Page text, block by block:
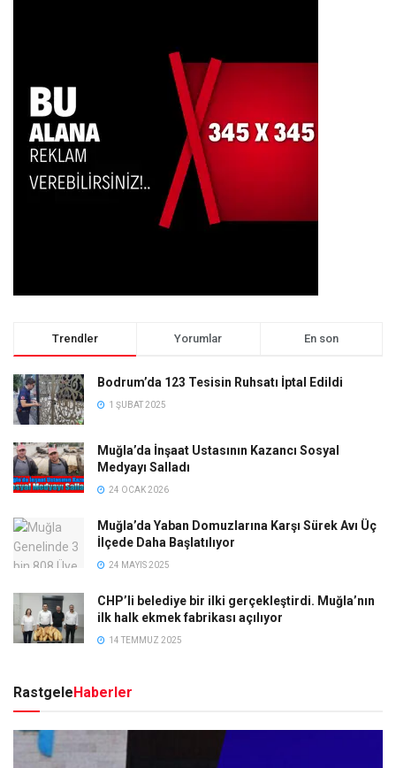
Trendler Yorumlar En son
Bodrum’da 123 Tesisin Ruhsatı İptal Edildi
1 ŞUBAT 2025
Muğla’da İnşaat Ustasının Kazancı Sosyal
Medyayı Salladı
24 OCAK 2026
Muğla’da Yaban Domuzlarına Karşı Sürek Avı Üç
İlçede Daha Başlatılıyor
24 MAYIS 2025
CHP’li belediye bir ilki gerçekleştirdi. Muğla’nın
ilk halk ekmek fabrikası açılıyor
14 TEMMUZ 2025
RastgeleHaberler